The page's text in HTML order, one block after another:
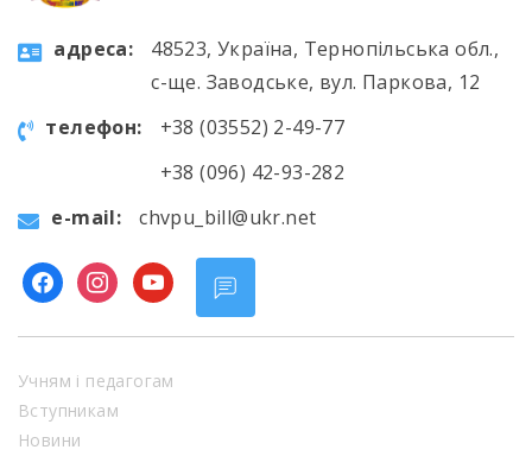
aдресa:
48523, Україна, Тернопільська обл.,
с-ще. Заводське, вул. Паркова, 12
телефон:
+38 (03552) 2-49-77
+38 (096) 42-93-282
e-mail:
chvpu_bill@ukr.net
facebookinstagram
youtube
Учням і педагогам
Вступникам
Новини